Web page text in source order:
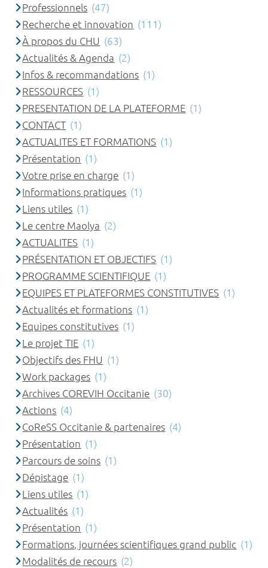
Professionnels (47)
Recherche et innovation (111)
À propos du CHU (63)
Actualités & Agenda (2)
Infos & recommandations (1)
RESSOURCES (1)
PRESENTATION DE LA PLATEFORME (1)
CONTACT (1)
ACTUALITES ET FORMATIONS (1)
Présentation (1)
Votre prise en charge (1)
Informations pratiques (1)
Liens utiles (1)
Le centre Maolya (2)
ACTUALITES (1)
PRÉSENTATION ET OBJECTIFS (1)
PROGRAMME SCIENTIFIQUE (1)
EQUIPES ET PLATEFORMES CONSTITUTIVES (1)
Actualités et formations (1)
Equipes constitutives (1)
Le projet TIE (1)
Objectifs des FHU (1)
Work packages (1)
Archives COREVIH Occitanie (30)
Actions (4)
CoReSS Occitanie & partenaires (4)
Présentation (1)
Parcours de soins (1)
Dépistage (1)
Liens utiles (1)
Actualités (1)
Présentation (1)
Formations, journées scientifiques grand public (1)
Modalités de recours (2)